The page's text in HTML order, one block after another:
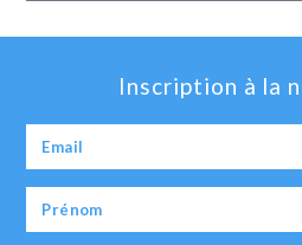
Inscription à la